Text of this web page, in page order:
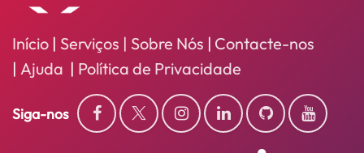
Início | Serviços | Sobre Nós | Contacte-nos
| Ajuda | Política de Privacidade
Siga-nos